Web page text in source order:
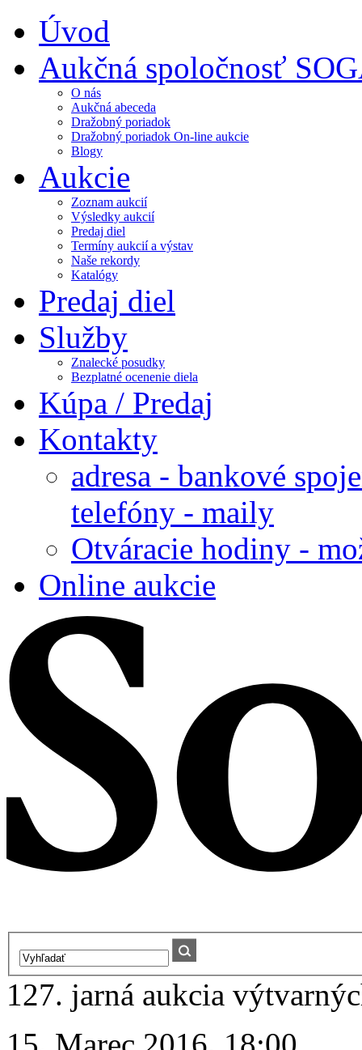
Úvod
Aukčná spoločnosť
O nás
Aukčná abeceda
Dražobný poriadok
Dražobný poriadok On-line aukcie
Blogy
Aukcie
Zoznam aukcií
Výsledky aukcií
Predaj diel
Termíny aukcií a výstav
Naše rekordy
Katalógy
Predaj diel
Služby
Znalecké posudky
Bezplatné ocenenie diela
Kúpa / Predaj
Kontakty
adresa - bankové
telefóny - maily
Otváracie hodiny -
Online aukcie
127. jarná aukcia